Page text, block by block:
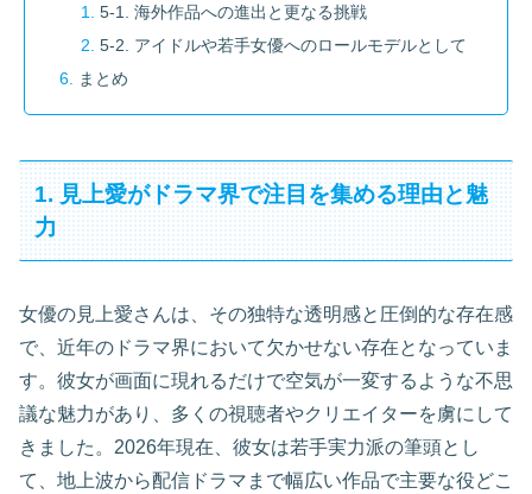
5-1. 海外作品への進出と更なる挑戦
5-2. アイドルや若手女優へのロールモデルとして
まとめ
1. 見上愛がドラマ界で注目を集める理由と魅
力
女優の見上愛さんは、その独特な透明感と圧倒的な存在感
で、近年のドラマ界において欠かせない存在となっていま
す。彼女が画面に現れるだけで空気が一変するような不思
議な魅力があり、多くの視聴者やクリエイターを虜にして
きました。2026年現在、彼女は若手実力派の筆頭とし
て、地上波から配信ドラマまで幅広い作品で主要な役どこ